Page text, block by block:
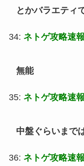
とかバラエティ
34: ネトゲ攻略速報
無能
35: ネトゲ攻略速報
中盤ぐらいまで
36: ネトゲ攻略速報